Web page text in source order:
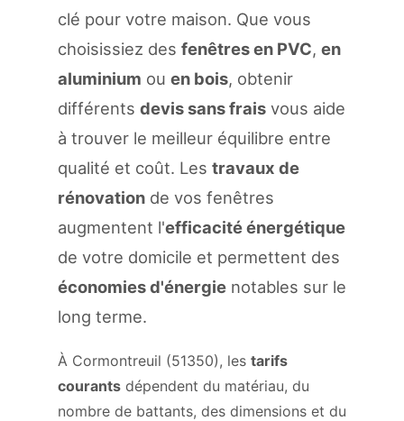
clé pour votre maison. Que vous
choisissiez des fenêtres en PVC, en
aluminium ou en bois, obtenir
différents devis sans frais vous aide
à trouver le meilleur équilibre entre
qualité et coût. Les travaux de
rénovation de vos fenêtres
augmentent l'efficacité énergétique
de votre domicile et permettent des
économies d'énergie notables sur le
long terme.
À Cormontreuil (51350), les tarifs
courants dépendent du matériau, du
nombre de battants, des dimensions et du